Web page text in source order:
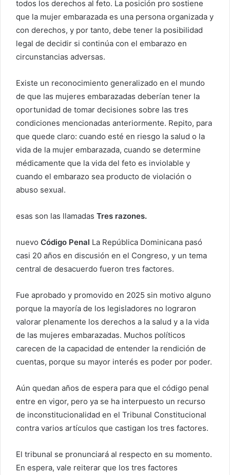
todos los derechos al feto. La posición pro sostiene
que la mujer embarazada es una persona organizada y
con derechos, y por tanto, debe tener la posibilidad
legal de decidir si continúa con el embarazo en
circunstancias adversas.
Existe un reconocimiento generalizado en el mundo
de que las mujeres embarazadas deberían tener la
oportunidad de tomar decisiones sobre las tres
condiciones mencionadas anteriormente. Repito, para
que quede claro: cuando esté en riesgo la salud o la
vida de la mujer embarazada, cuando se determine
médicamente que la vida del feto es inviolable y
cuando el embarazo sea producto de violación o
abuso sexual.
esas son las llamadas Tres razones.
nuevo Código Penal La República Dominicana pasó
casi 20 años en discusión en el Congreso, y un tema
central de desacuerdo fueron tres factores.
Fue aprobado y promovido en 2025 sin motivo alguno
porque la mayoría de los legisladores no lograron
valorar plenamente los derechos a la salud y a la vida
de las mujeres embarazadas. Muchos políticos
carecen de la capacidad de entender la rendición de
cuentas, porque su mayor interés es poder por poder.
Aún quedan años de espera para que el código penal
entre en vigor, pero ya se ha interpuesto un recurso
de inconstitucionalidad en el Tribunal Constitucional
contra varios artículos que castigan los tres factores.
El tribunal se pronunciará al respecto en su momento.
En espera, vale reiterar que los tres factores